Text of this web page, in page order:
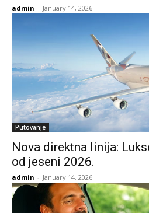
admin - January 14, 2026
Putovanje
Nova direktna linija:
od jeseni 2026.
admin - January 14, 2026